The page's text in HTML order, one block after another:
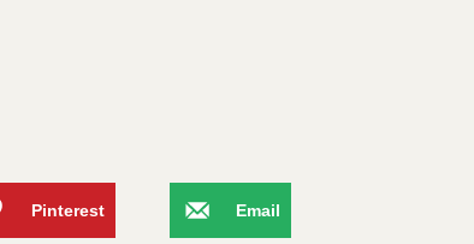
Pinterest Email